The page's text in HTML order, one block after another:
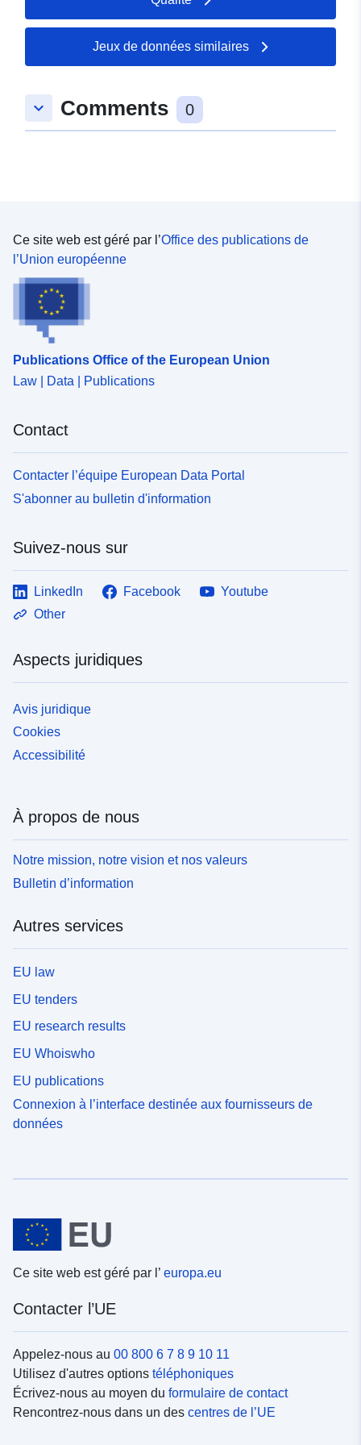
Jeux de données similaires
keyboard_arrow_down Comments 0
Ce site web est géré par l’Office des publications de
l’Union européenne
Publications Office of the European Union
Law | Data | Publications
Contact
Contacter l’équipe European Data Portal
S'abonner au bulletin d'information
Suivez-nous sur
LinkedIn Facebook
Youtube
Other
Aspects juridiques
Avis juridique
Cookies
Accessibilité
À propos de nous
Notre mission, notre vision et nos valeurs
Bulletin d’information
Autres services
EU law
EU tenders
EU research results
EU Whoiswho
EU publications
Connexion à l’interface destinée aux fournisseurs de
données
Ce site web est géré par l’ europa.eu
Contacter l’UE
Appelez-nous au 00 800 6 7 8 9 10 11
Utilisez d'autres options téléphoniques
Écrivez-nous au moyen du formulaire de contact
Rencontrez-nous dans un des centres de l’UE